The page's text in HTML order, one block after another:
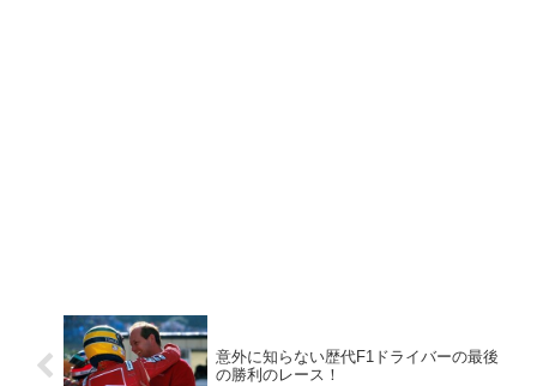
意外に知らない歴代F1ドライバーの最後
の勝利のレース！